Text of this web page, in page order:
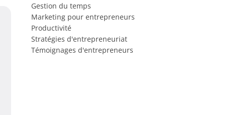
Gestion du temps
Marketing pour entrepreneurs
Productivité
Stratégies d'entrepreneuriat
Témoignages d'entrepreneurs